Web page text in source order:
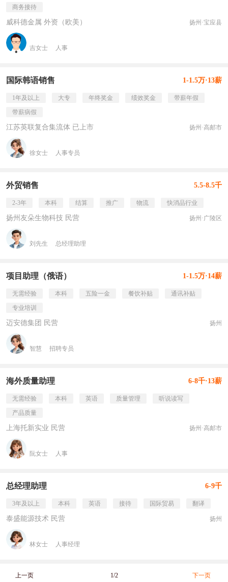
商务接待
威科德金属 外资（欧美） 扬州·宝应县
吉女士 人事
国际韩语销售 1-1.5万·13薪
1年及以上 大专 年终奖金 绩效奖金
带薪年假
带薪病假
江苏英联复合集流体 已上市 扬州·高邮市
徐女士 人事专员
外贸销售 5.5-8.5千
2-3年 本科 结算 推广 物流 快消品行业
扬州友朵生物科技 民营 扬州·广陵区
刘先生 总经理助理
项目助理（俄语） 1-1.5万·14薪
无需经验 本科 五险一金 餐饮补贴
通讯补贴
专业培训
迈安德集团 民营 扬州
智慧 招聘专员
海外质量助理 6-8千·13薪
无需经验 本科 英语 质量管理
听说读写
产品质量
上海托新实业 民营 扬州·高邮市
阮女士 人事
总经理助理 6-9千
3年及以上 本科 英语 接待 国际贸易 翻译
泰盛能源技术 民营 扬州
林女士 人事经理
上一页 1/2 下一页